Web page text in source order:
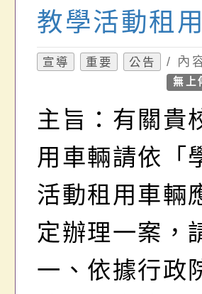
教學活動租
項」規定辦
宣導 重要 公告 / 內
無上
主旨：有關貴
用車輛請依「
活動租用車輛
定辦理一案，
一、依據行政